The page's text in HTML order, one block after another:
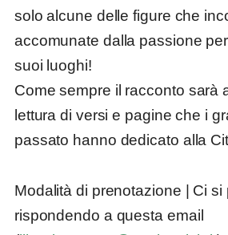
solo alcune delle figure che
accomunate dalla passione
suoi luoghi!
Come sempre il racconto sarà
lettura di versi e pagine che i
passato hanno dedicato alla
Modalità di prenotazione | Ci si
rispondendo a questa email